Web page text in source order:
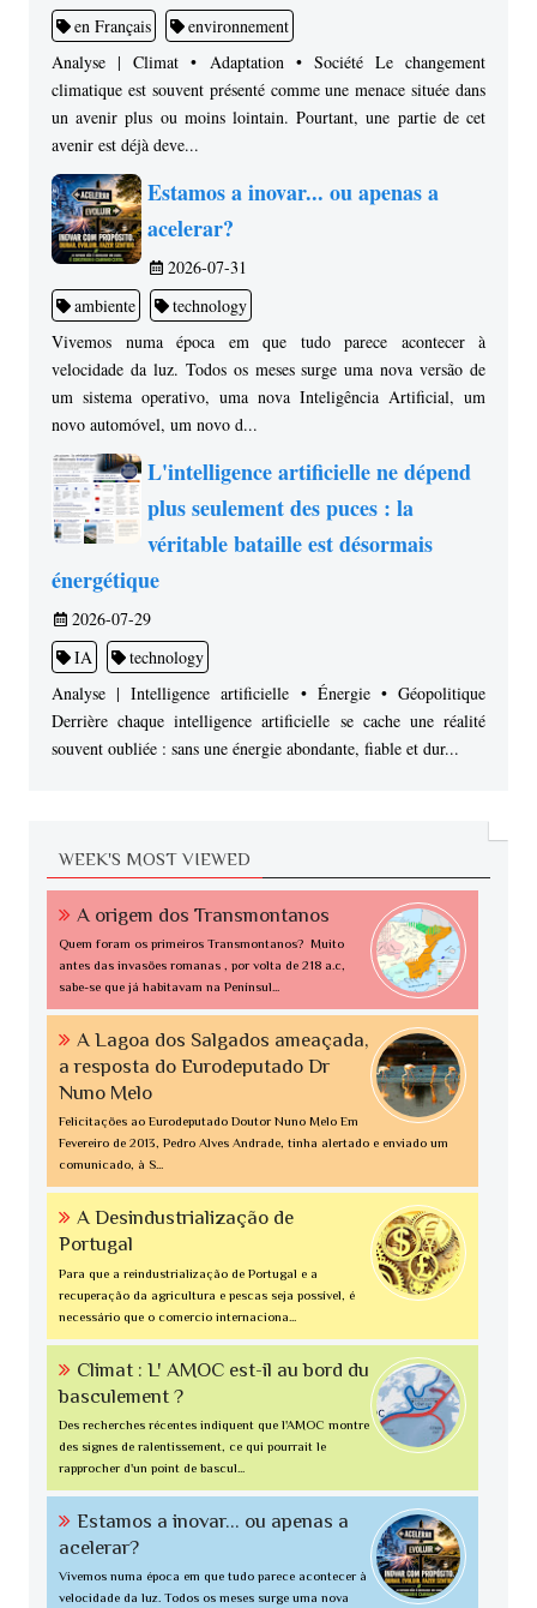
en Français
environnement
Analyse | Climat • Adaptation • Société Le changement
climatique est souvent présenté comme une menace située dans
un avenir plus ou moins lointain. Pourtant, une partie de cet
avenir est déjà deve...
Estamos a inovar... ou apenas a
acelerar?
2026-07-31
ambiente
technology
Vivemos numa época em que tudo parece acontecer à
velocidade da luz. Todos os meses surge uma nova versão de
um sistema operativo, uma nova Inteligência Artificial, um
novo automóvel, um novo d...
L'intelligence artificielle ne dépend
plus seulement des puces : la
véritable bataille est désormais
énergétique
2026-07-29
IA
technology
Analyse | Intelligence artificielle • Énergie • Géopolitique
Derrière chaque intelligence artificielle se cache une réalité
souvent oubliée : sans une énergie abondante, fiable et dur...
WEEK'S MOST VIEWED
A origem dos Transmontanos
Quem foram os primeiros Transmontanos? Muito
antes das invasões romanas , por volta de 218 a.c,
sabe-se que já habitavam na Penínsul...
A Lagoa dos Salgados ameaçada,
a resposta do Eurodeputado Dr
Nuno Melo
Felicitações ao Eurodeputado Doutor Nuno Melo Em
Fevereiro de 2013, Pedro Alves Andrade, tinha alertado e enviado um
comunicado, à S...
A Desindustrialização de
Portugal
Para que a reindustrialização de Portugal e a
recuperação da agricultura e pescas seja possível, é
necessário que o comercio internaciona...
Climat : L' AMOC est-il au bord du
basculement ?
Des recherches récentes indiquent que l'AMOC montre
des signes de ralentissement, ce qui pourrait le
rapprocher d'un point de bascul...
Estamos a inovar... ou apenas a
acelerar?
Vivemos numa época em que tudo parece acontecer à
velocidade da luz. Todos os meses surge uma nova